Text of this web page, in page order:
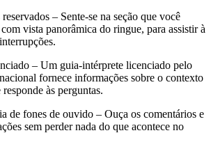
– Sente-se na seção que você
vista panorâmica do ringue, para assistir à
– Um guia-intérprete licenciado pelo
fornece informações sobre o contexto
às perguntas.
de fones de ouvido – Ouça os comentários e
sem perder nada do que acontece no